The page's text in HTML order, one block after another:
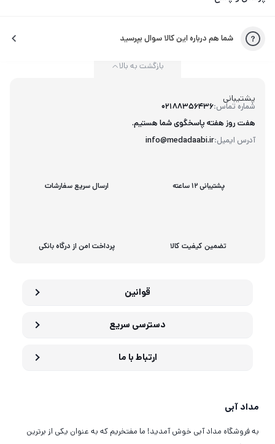
شما هم درباره این کالا سوال بپرسید
پشتیبانی
شماره تماس:02188356436
آدرس ایمیل:info@medadaabi.ir
هفت روز هفته پاسخگوی شما هستیم.
بازگشت به بالا
پشتیبانی 12 ساعته ارسال سریع سفارشات
تضمین کیفیت کالا پرداخت امن از درگاه بانکی
قوانین
دسترسی سریع
ارتباط با ما
مداد آبی
به فروشگاه مداد آبی خوش آمدید! ما مفتخریم که به عنوان یکی از برترین